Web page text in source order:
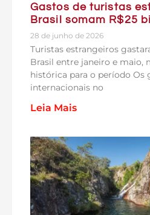
Gastos de turistas
Brasil somam R$25
28 de junho de 2026
Turistas estrangeiros
Brasil entre janeiro e maio,
histórica para o período Os
internacionais no
Leia Mais